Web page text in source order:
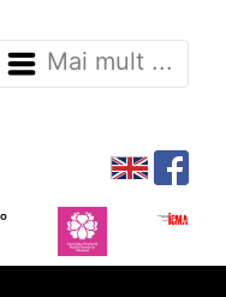
Mai mult ...